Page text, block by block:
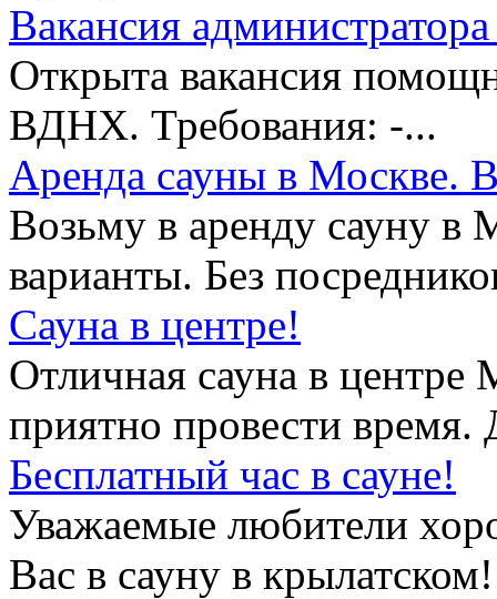
Вакансия
Открыта вакансия
ВДНХ. Требования: -...
Аренда сауны в Москве.
Возьму в аренду сауну в
варианты. Без
Сауна в центре!
Отличная сауна в центре
приятно провести
Бесплатный час в сауне!
Уважаемые любители
Вас в сауну в